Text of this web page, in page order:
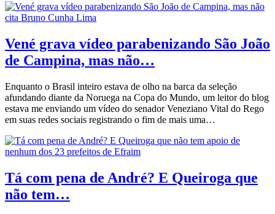
Vené grava vídeo parabenizando São João
de Campina, mas não…
Enquanto o Brasil inteiro estava de olho na barca da seleção
afundando diante da Noruega na Copa do Mundo, um leitor do blog
estava me enviando um vídeo do senador Veneziano Vital do Rego
em suas redes sociais registrando o fim de mais uma…
Tá com pena de André? E Queiroga que
não tem…